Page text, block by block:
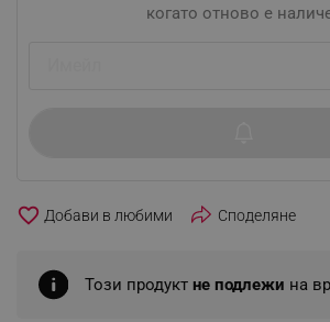
когато отново е
favorite_border Споделяне
Този продукт не подлежи на